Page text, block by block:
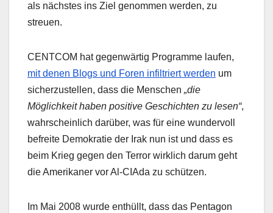
als nächstes ins Ziel genommen werden, zu
streuen.
CENTCOM hat gegenwärtig Programme laufen,
mit denen Blogs und Foren infiltriert werden um
sicherzustellen, dass die Menschen „die
Möglichkeit haben positive Geschichten zu lesen“,
wahrscheinlich darüber, was für eine wundervoll
befreite Demokratie der Irak nun ist und dass es
beim Krieg gegen den Terror wirklich darum geht
die Amerikaner vor Al-CIAda zu schützen.
Im Mai 2008 wurde enthüllt, dass das Pentagon